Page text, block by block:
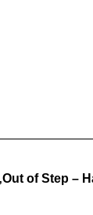
of Step –